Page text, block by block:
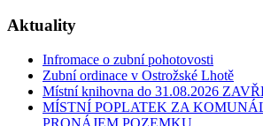
Aktuality
Infromace o zubní pohotovosti
Zubní ordinace v Ostrožské Lhotě
Místní knihovna do 31.08.2026
MÍSTNÍ POPLATEK ZA